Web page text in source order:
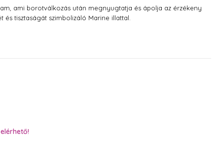
ami borotválkozás után megnyugtatja és ápolja az érzékeny
tisztaságát szimbolizáló Marine illattal.